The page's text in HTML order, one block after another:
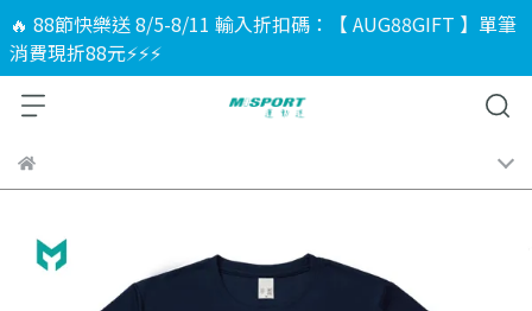
🔥 88節快樂送 8/5-8/11 輸入折扣碼：【 AUG88GIFT 】單筆
消費現折88元⚡⚡⚡